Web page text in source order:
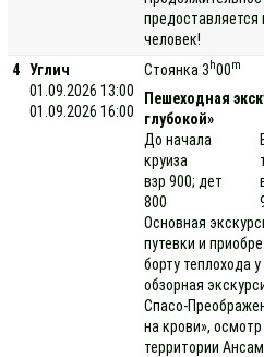
предоставляется
человек!
4 Углич
01.09.2026 13:00
01.09.2026 16:00
Стоянка 3 h00m
Пешеходная
глубокой»
До начала
круиза
взр 900; дет
800
Основная
путевки и
борту теплохода
обзорная
Спасо-
на крови»,
территории